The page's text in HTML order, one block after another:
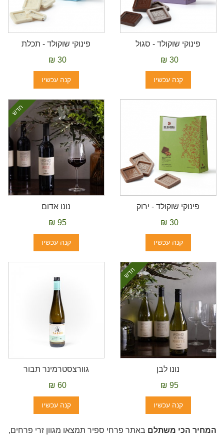
פינוקי שוקולד - סגול
30 ₪
קנה עכשיו
פינוקי שוקולד - תכלת
30 ₪
קנה עכשיו
פינוקי שוקולד - ירוק
30 ₪
קנה עכשיו
חדש
נונו אדום
95 ₪
קנה עכשיו
חדש
נונו לבן
95 ₪
קנה עכשיו
גוורצסטרמינר תבור
60 ₪
קנה עכשיו
המחיר הכי משתלם באתר פרחי ספיר תמצאו מגוון זרי פרחים,